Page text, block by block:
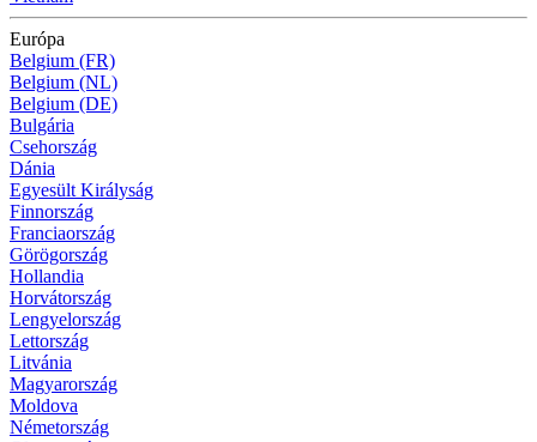
Európa
Belgium (FR)
Belgium (NL)
Belgium (DE)
Bulgária
Csehország
Dánia
Egyesült Királyság
Finnország
Franciaország
Görögország
Hollandia
Horvátország
Lengyelország
Lettország
Litvánia
Magyarország
Moldova
Németország